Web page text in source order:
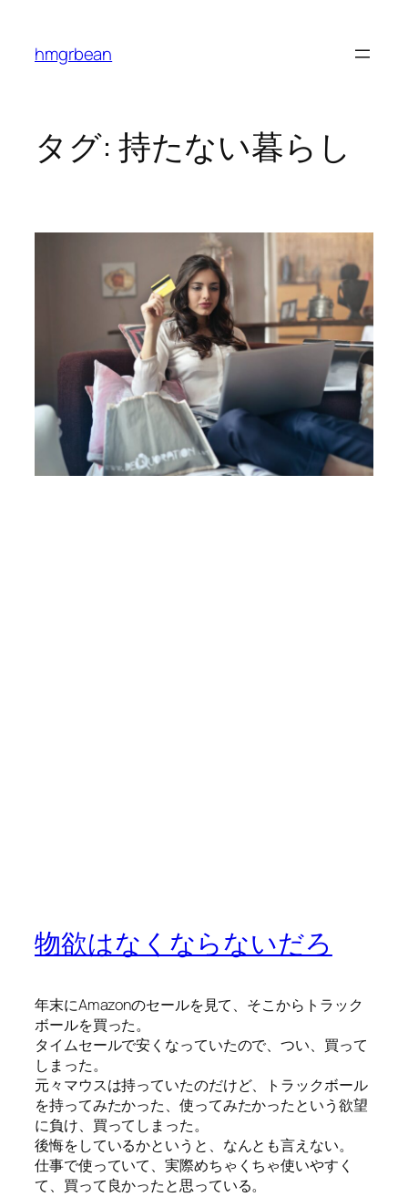
hmgrbean
タグ: 持たない暮らし
物欲はなくならないだろ
年末にAmazonのセールを見て、そこからトラック
ボールを買った。
タイムセールで安くなっていたので、つい、買って
しまった。
元々マウスは持っていたのだけど、トラックボール
を持ってみたかった、使ってみたかったという欲望
に負け、買ってしまった。
後悔をしているかというと、なんとも言えない。
仕事で使っていて、実際めちゃくちゃ使いやすく
て、買って良かったと思っている。